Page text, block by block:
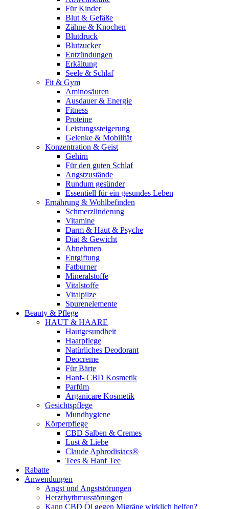
Für Kinder
Blut & Gefäße
Zähne & Knochen
Blutdruck
Blutzucker
Entzündungen
Erkältung
Seele & Schlaf
Fit & Gym
Aminosäuren
Ausdauer & Energie
Fitness
Proteine
Leistungssteigerung
Gelenke & Mobilität
Konzentration & Geist
Gehirn
Für den guten Schlaf
Angstzustände
Rundum gesünder
Essentiell für ein gesundes Leben
Ernährung & Wohlbefinden
Schmerzlinderung
Vitamine
Darm & Haut & Psyche
Diät & Gewicht
Abnehmen
Entgiftung
Fatburner
Mineralstoffe
Vitalstoffe
Vitalpilze
Spurenelemente
Beauty & Pflege
HAUT & HAARE
Hautgesundheit
Haarpflege
Natürliches Deodorant
Deocreme
Für Bärte
Hanf- CBD Kosmetik
Parfüm
Arganicare Kosmetik
Gesichtspflege
Mundhygiene
Körperpflege
CBD Salben & Cremes
Lust & Liebe
Claude Aphrodisiacs®
Tees & Hanf Tee
Rabatte
Anwendungen
Angst und Angststörungen
Herzrhythmusstörungen
Kann CBD Öl gegen Migräne wirklich helfen?